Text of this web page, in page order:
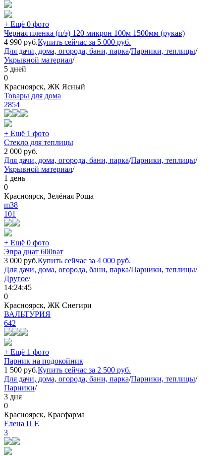
+ Ещё 0 фото
Черная пленка (п/э) 120 микрон 100м 1500мм (рукав)
4 990 руб.Купить сейчас за 5 000 руб.
Для дачи, дома, огорода, бани, парка/Парники, теплицы/
Укрывной материал/
5 дней
0
Красноярск, ЖК Ясный
Товары для дома
2854
+ Ещё 1 фото
Стекло для теплицы
2 000 руб.
Для дачи, дома, огорода, бани, парка/Парники, теплицы/
Укрывной материал/
1 день
0
Красноярск, Зелёная Роща
m38
101
+ Ещё 0 фото
Эпра днат 600ват
3 000 руб.Купить сейчас за 4 000 руб.
Для дачи, дома, огорода, бани, парка/Парники, теплицы/
Другое/
14:24:45
0
Красноярск, ЖК Снегири
ВАЛЬТУРИЯ
642
+ Ещё 1 фото
Парник на подокойник
1 500 руб.Купить сейчас за 2 500 руб.
Для дачи, дома, огорода, бани, парка/Парники, теплицы/
Парники/
3 дня
0
Красноярск, Красфарма
Елена П Е
3